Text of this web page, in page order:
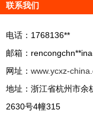
联系我们
电话：1768136**
邮箱：rencongchn**
网址： www.ycxz-
地址：浙江省杭州市余
2630号4幢315